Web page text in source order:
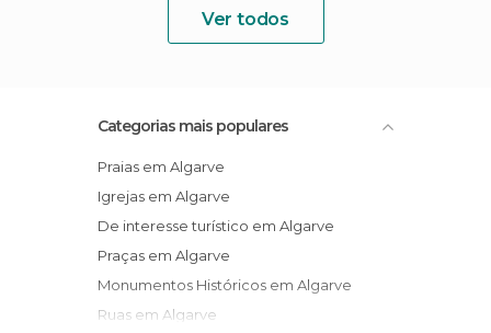
Ver todos
Categorias mais populares
Praias em Algarve
Igrejas em Algarve
De interesse turístico em Algarve
Praças em Algarve
Monumentos Históricos em Algarve
Ruas em Algarve